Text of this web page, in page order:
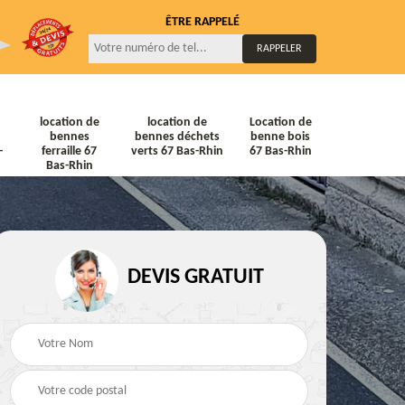
ÊTRE RAPPELÉ
location de
bennes
ferraille 67
Bas-Rhin
location de
bennes déchets
verts 67 Bas-Rhin
Location de
benne bois
67 Bas-Rhin
Location de bennes à
gravats 67 Bas-Rhin
Location de bennes
Tout venant 67 Bas-
DEVIS GRATUIT